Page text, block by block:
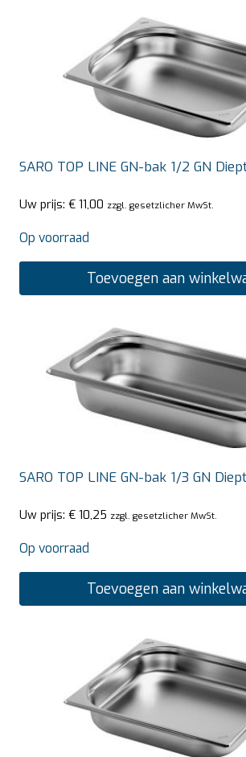
SARO TOP LINE GN-bak 1/2 GN
Uw prijs: € 11,00 zzgl. gesetzlicher MwSt.
Op voorraad
Toevoegen aan
SARO TOP LINE GN-bak 1/3 GN
Uw prijs: € 10,25 zzgl. gesetzlicher MwSt.
Op voorraad
Toevoegen aan